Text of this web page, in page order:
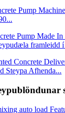
framleidd
Steypa Afhenda...